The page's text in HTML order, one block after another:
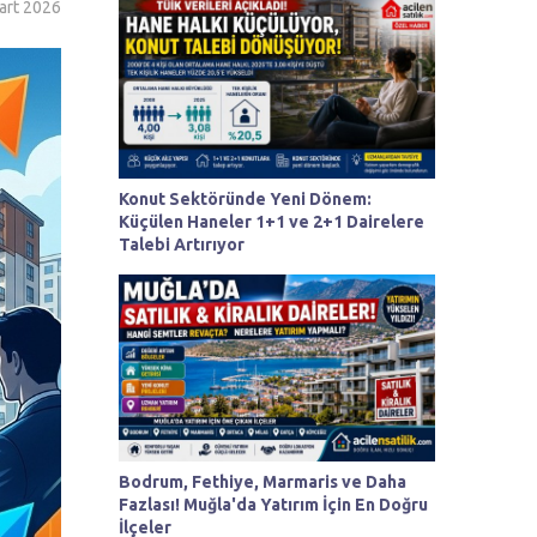
2026
Konut Sektöründe Yeni Dönem:
Küçülen Haneler 1+1 ve 2+1 Dairelere
Talebi Artırıyor
Bodrum, Fethiye, Marmaris ve Daha
Fazlası! Muğla'da Yatırım İçin En Doğru
İlçeler